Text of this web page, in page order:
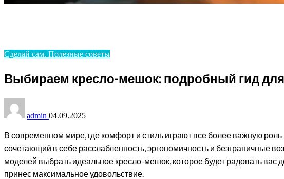
Сделай сам. Полезные советы
Выбираем кресло-мешок: подробный гид
admin 04.09.2025
В современном мире, где комфорт и стиль играют все более важную
сочетающий в себе расслабленность, эргономичность и безграничные
моделей выбрать идеальное кресло-мешок, которое будет радовать
принес максимальное удовольствие.